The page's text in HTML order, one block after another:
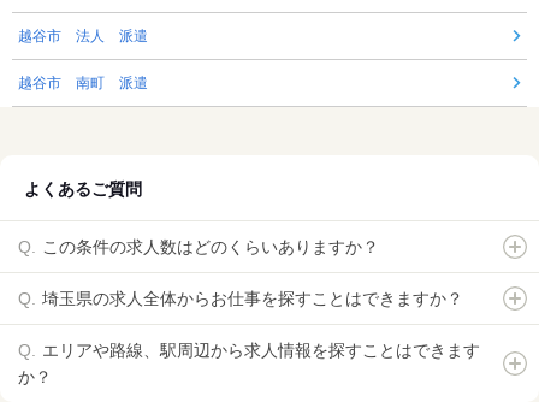
越谷市 法人 派遣
越谷市 南町 派遣
よくあるご質問
この条件の求人数はどのくらいありますか？
埼玉県の求人全体からお仕事を探すことはできますか？
エリアや路線、駅周辺から求人情報を探すことはできます
か？